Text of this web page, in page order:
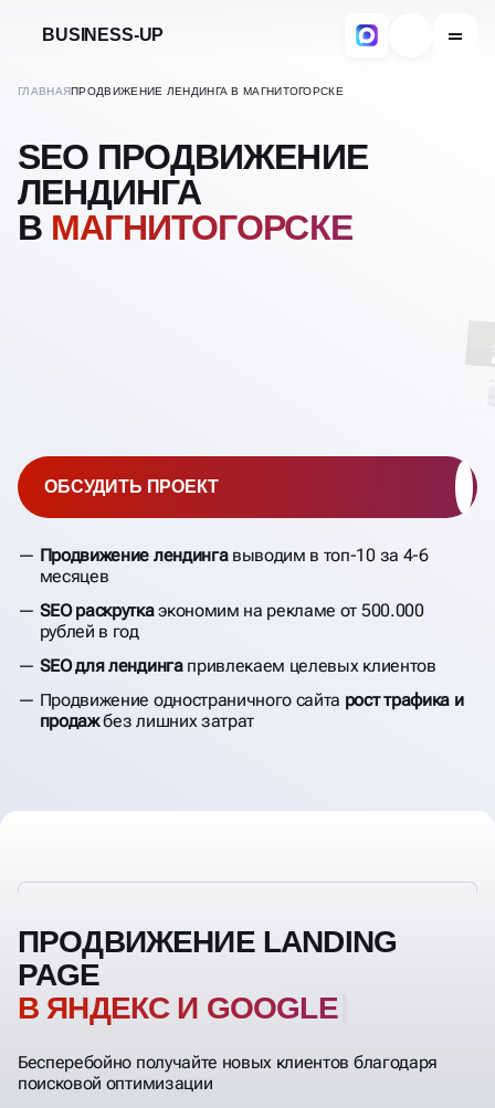
BUSINESS-UP
ГЛАВНАЯПРОДВИЖЕНИЕ ЛЕНДИНГА В МАГНИТОГОРСКЕ
SEO ПРОДВИЖЕНИЕ
ЛЕНДИНГА
В МАГНИТОГОРСКЕ
Продвижение лендингавыводим в топ-10 за 4-6
месяцев
SEO раскруткаэкономим на рекламе от 500.000
рублей в год
SEO для лендингапривлекаем целевых клиентов
Продвижение одностраничного сайта рост трафика и
продажбез лишних затрат
ОБСУДИТЬ ПРОЕКТ
ПРОДВИЖЕНИЕ LANDING
PAGE
В ЯНДЕКС И GOOGLE
Бесперебойно получайте новых клиентов благодаря
поисковой оптимизации